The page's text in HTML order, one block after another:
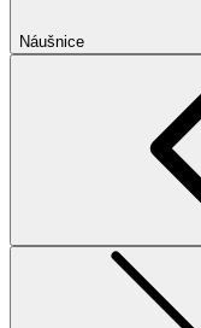
Náušnice